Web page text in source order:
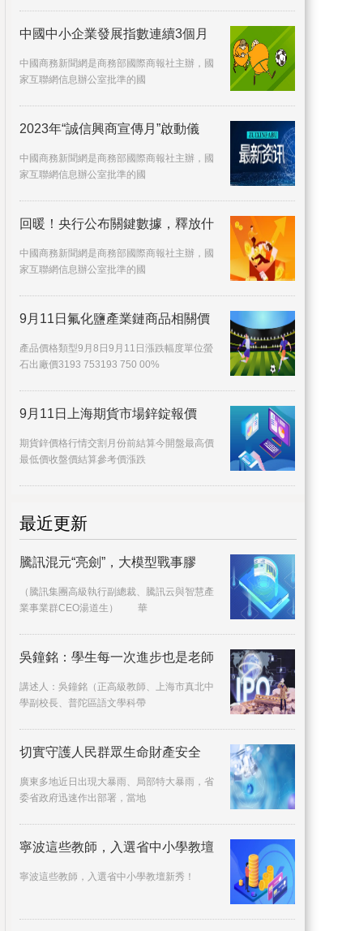
中國中小企業發展指數連續3個月
中國商務新聞網是商務部國際商報社主辦，國
家互聯網信息辦公室批準的國
2023年“誠信興商宣傳月”啟動儀
中國商務新聞網是商務部國際商報社主辦，國
家互聯網信息辦公室批準的國
回暖！央行公布關鍵數據，釋放什
中國商務新聞網是商務部國際商報社主辦，國
家互聯網信息辦公室批準的國
9月11日氟化鹽產業鏈商品相關價
產品價格類型9月8日9月11日漲跌幅度單位螢
石出廠價3193 753193 750 00%
9月11日上海期貨市場鋅錠報價
期貨鋅價格行情交割月份前結算今開盤最高價
最低價收盤價結算參考價漲跌
最近更新
騰訊混元“亮劍”，大模型戰事膠
（騰訊集團高級執行副總裁、騰訊云與智慧產
業事業群CEO湯道生） 華
吳鐘銘：學生每一次進步也是老師
講述人：吳鐘銘（正高級教師、上海市真北中
學副校長、普陀區語文學科帶
切實守護人民群眾生命財產安全
廣東多地近日出現大暴雨、局部特大暴雨，省
委省政府迅速作出部署，當地
寧波這些教師，入選省中小學教壇
寧波這些教師，入選省中小學教壇新秀！